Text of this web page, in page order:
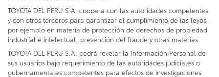
TOYOTA DEL PERU S.A. coopera con las autoridades competentes
y con otros terceros para garantizar el cumplimiento de las leyes,
por ejemplo en materia de protección de derechos de propiedad
industrial e intelectual, prevención del fraude y otras materias.
TOYOTA DEL PERU S.A. podrá revelar la Información Personal de
sus usuarios bajo requerimiento de las autoridades judiciales o
gubernamentales competentes para efectos de investigaciones